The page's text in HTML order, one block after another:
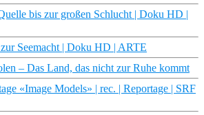
bis zur großen Schlucht | Doku HD |
Seemacht | Doku HD | ARTE
– Das Land, das nicht zur Ruhe kommt
«Image Models» | rec. | Reportage | SRF